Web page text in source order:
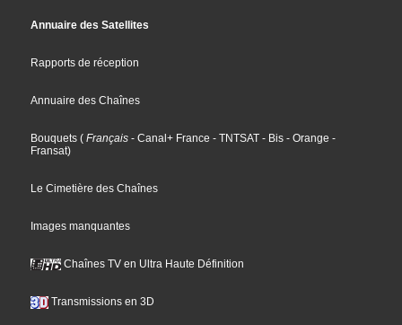
Annuaire des Satellites
Rapports de réception
Annuaire des Chaînes
Bouquets ( Français - Canal+ France - TNTSAT - Bis - Orange -
Fransat)
Le Cimetière des Chaînes
Images manquantes
Chaînes TV en Ultra Haute Définition
Transmissions en 3D